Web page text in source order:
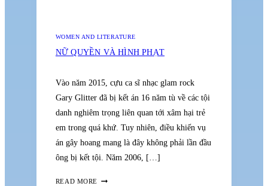
WOMEN AND LITERATURE
NỮ QUYỀN VÀ HÌNH PHẠT
Vào năm 2015, cựu ca sĩ nhạc glam rock
Gary Glitter đã bị kết án 16 năm tù về các tội
danh nghiêm trọng liên quan tới xâm hại trẻ
em trong quá khứ. Tuy nhiên, điều khiến vụ
án gây hoang mang là đây không phải lần đầu
ông bị kết tội. Năm 2006, […]
READ MORE NỮ